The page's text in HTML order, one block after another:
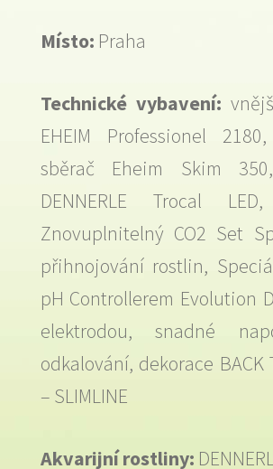
Místo: Praha
Technické vybavení:
EHEIM Professionel
sběrač Eheim Skim
DENNERLE Trocal
Znovuplnitelný CO2 Set
přihnojování rostlin,
pH Controllerem Evolution
elektrodou, snadné
odkalování, dekorace BACK
– SLIMLINE
Akvarijní rostliny: